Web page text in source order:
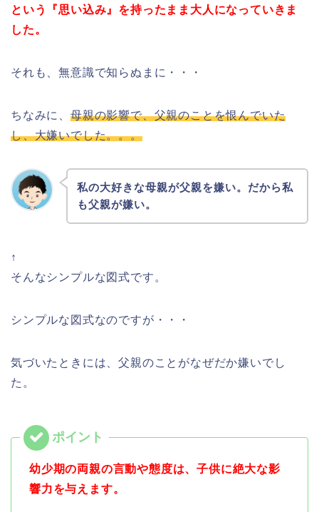
という『思い込み』を持ったまま大人になっていきま
した。
それも、無意識で知らぬまに・・・
ちなみに、 母親の影響で、父親のことを恨んでいた
し、大嫌いでした。。。
私の大好きな母親が父親を嫌い。だから私
も父親が嫌い。
↑
そんなシンプルな図式です。
シンプルな図式なのですが・・・
気づいたときには、父親のことがなぜだか嫌いでし
た。
幼少期の両親の言動や態度は、子供に絶大な影
響力を与えます。